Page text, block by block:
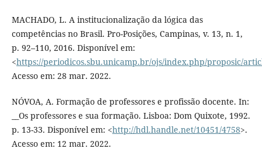
MACHADO, L. A institucionalização da lógica das
competências no Brasil. Pro-Posições, Campinas, v. 13, n. 1,
p. 92–110, 2016. Disponível em:
<https://periodicos.sbu.unicamp.br/ojs/index.php/proposic/
Acesso em: 28 mar. 2022.
NÓVOA, A. Formação de professores e profissão docente. In:
__Os professores e sua formação. Lisboa: Dom Quixote, 1992.
p. 13-33. Disponível em: <http://hdl.handle.net/10451/4758>.
Acesso em: 12 mar. 2022.